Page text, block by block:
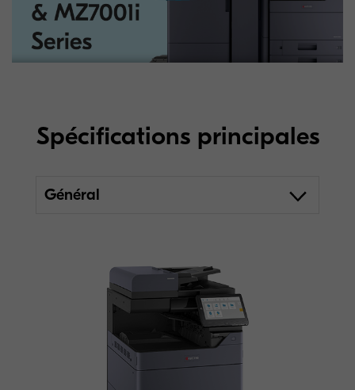
Spécifications principales
Général